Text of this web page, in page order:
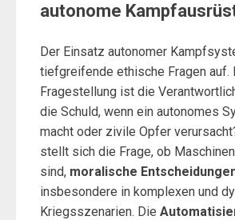
autonome
Der Einsatz autonomer
tiefgreifende ethische Fragen auf.
Fragestellung ist die
die Schuld, wenn ein autonomes
macht oder zivile Opfer
stellt sich die Frage, ob
sind, moralische
insbesondere in komplexen und
Kriegsszenarien. Die